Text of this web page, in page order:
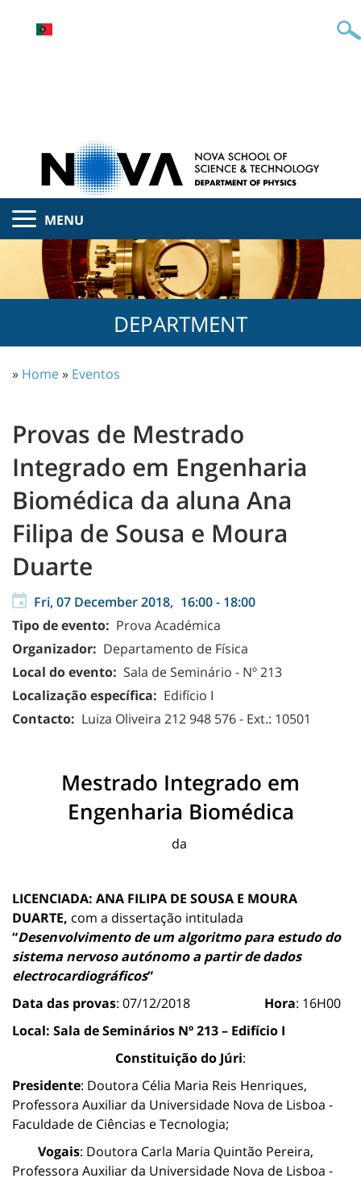
MENU
DEPARTMENT
» Home» Eventos
Provas de Mestrado
Integrado em Engenharia
Biomédica da aluna Ana
Filipa de Sousa e Moura
Duarte
Fri, 07 December 2018, 16:00- 18:00
Tipo de evento: Prova Académica
Organizador: Departamento de Física
Local do evento: Sala de Seminário - Nº 213
Localização específica: Edifício I
Contacto: Luiza Oliveira 212 948 576 - Ext.: 10501
Mestrado Integrado em
Engenharia Biomédica
da
LICENCIADA: ANA FILIPA DE SOUSA E MOURA
DUARTE, com a dissertação intitulada
“Desenvolvimento de um algoritmo para estudo do
sistema nervoso autónomo a partir de dados
electrocardiográficos”
Data das provas: 07/12/2018 Hora: 16H00
Local: Sala de Seminários Nº 213 – Edifício I
Constituição do Júri:
Presidente: Doutora Célia Maria Reis Henriques,
Professora Auxiliar da Universidade Nova de Lisboa -
Faculdade de Ciências e Tecnologia;
Vogais: Doutora Carla Maria Quintão Pereira,
Professora Auxiliar da Universidade Nova de Lisboa -